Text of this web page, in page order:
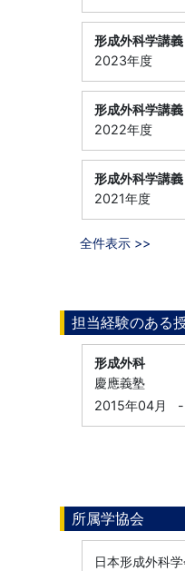
形成外科学講義
2023年度
形成外科学講義
2022年度
形成外科学講義
2021年度
全件表示 >>
担当経験のある
形成外科
慶應義塾
2015年04月
-
所属学協会
日本形成外科